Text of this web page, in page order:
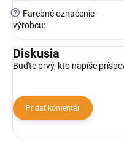
?
Farebné označenie
výrobcu:
Diskusia
Buďte prvý, kto napíše
Pridať komentár